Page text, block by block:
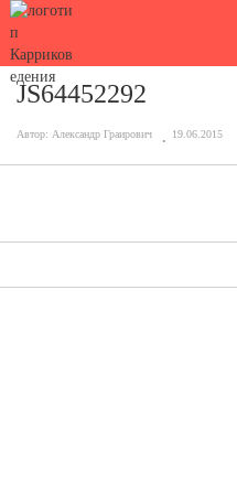
JS64452292
Автор: Александр Граирович 19.06.2015